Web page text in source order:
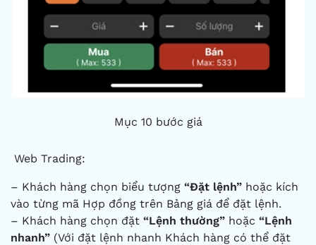
Mục 10 bước giá
Web Trading:
– Khách hàng chọn biểu tượng “Đặt lệnh” hoặc kích
vào từng mã Hợp đồng trên Bảng giá để đặt lệnh.
– Khách hàng chọn đặt “Lệnh thường” hoặc “Lệnh
nhanh” (Với đặt lệnh nhanh Khách hàng có thể đặt